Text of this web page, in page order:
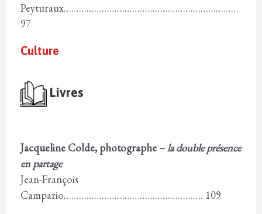
Peyturaux……………………………………………………………
97
Culture
Livres
Jacqueline Colde, photographe –la double présence
en partage
Jean-François
Campario………………………………………………. 109